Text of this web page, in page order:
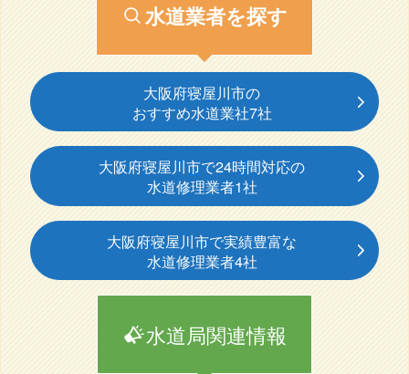
水道業者を探す
大阪府寝屋川市の
おすすめ水道業社7社
大阪府寝屋川市で24時間対応の
水道修理業者1社
大阪府寝屋川市で実績豊富な
水道修理業者4社
水道局関連情報